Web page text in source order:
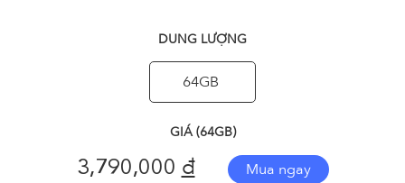
DUNG LƯỢNG
64GB
GIÁ (64GB)
3,790,000 đ
Mua ngay